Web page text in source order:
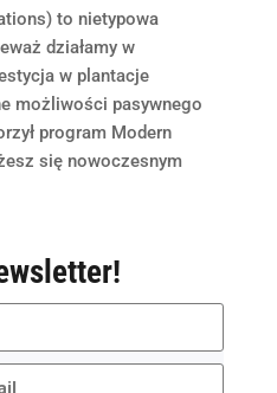
to nietypowa
działamy w
w plantacje
możliwości pasywnego
program Modern
się nowoczesnym